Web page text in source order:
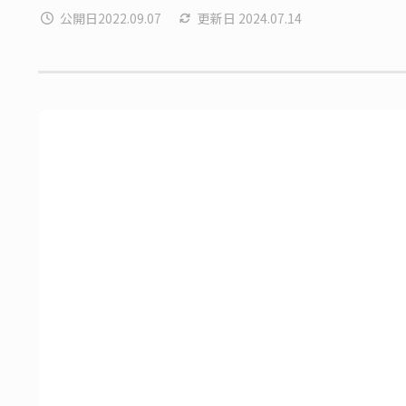
公開日2022.09.07 更新日 2024.07.14